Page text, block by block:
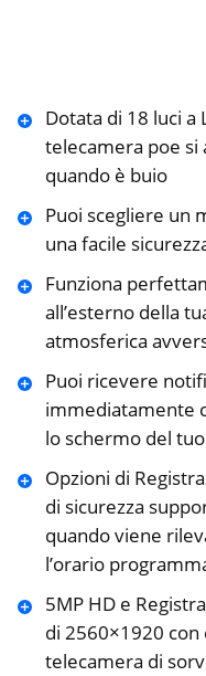
Dotata di 18 luci a
telecamera poe
quando è buio
Puoi scegliere un
una facile
Funziona
all’esterno della
atmosferica
Puoi ricevere
immediatamente
lo schermo del
Opzioni di
di sicurezza
quando viene
l’orario
5MP HD e
di 2560×1920 con
telecamera di